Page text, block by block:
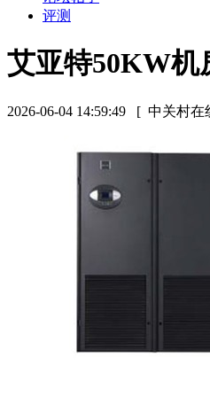
评测
艾亚特50KW机
2026-06-04 14:59:49 [ 中关村在